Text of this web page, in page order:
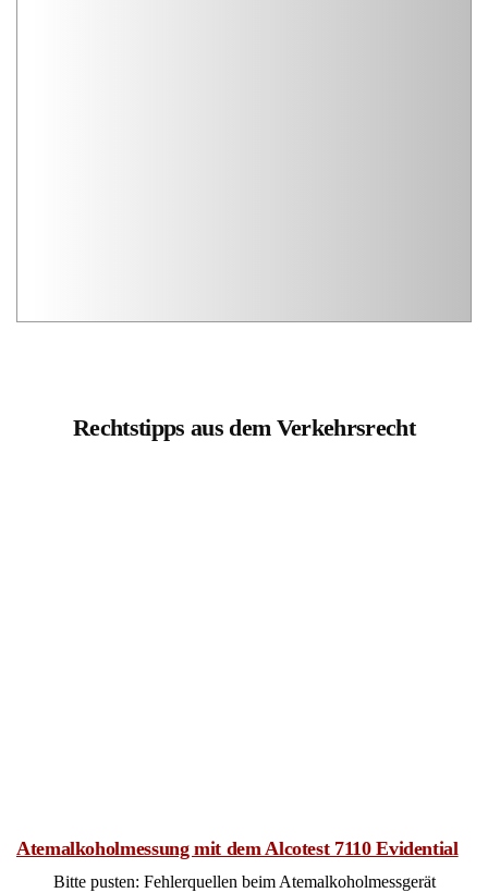
Rechtstipps aus dem Verkehrsrecht
Atemalkoholmessung mit dem Alcotest 7110 Evidential
Bitte pusten: Fehlerquellen beim Atemalkoholmessgerät